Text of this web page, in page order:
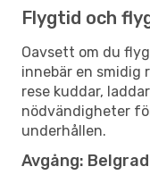
Flygtid och
Oavsett om du
innebär en smidig
rese kuddar,
nödvändigheter
underhållen.
Avgång: